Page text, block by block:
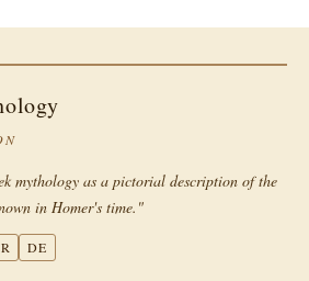
mythology as a pictorial description of the
in Homer's time."
DE